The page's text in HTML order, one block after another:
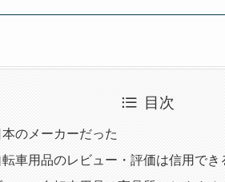
目次
のメーカーだった
車用品のレビュー・評価は信用でき